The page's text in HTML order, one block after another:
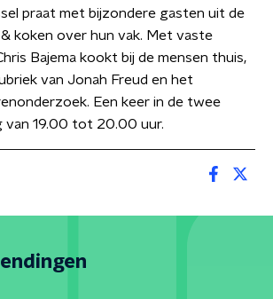
praat met bijzondere gasten uit de
koken over hun vak. Met vaste
Bajema kookt bij de mensen thuis,
van Jonah Freud en het
Een keer in de twee
van 19.00 tot 20.00 uur.